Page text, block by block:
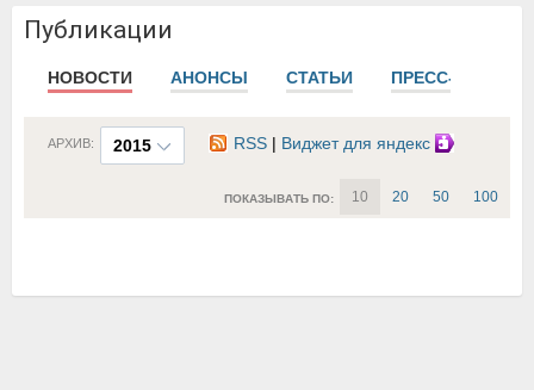
Публикации
НОВОСТИ АНОНСЫ СТАТЬИ ПРЕСС-РЕЛИЗЫ
2015
АРХИВ: RSS | Виджет для яндекс
ПОКАЗЫВАТЬ ПО: 10 20 50 100